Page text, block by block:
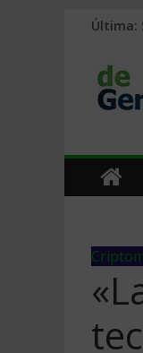
Última: